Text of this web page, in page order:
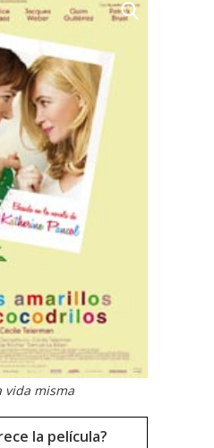
vida misma
la película?